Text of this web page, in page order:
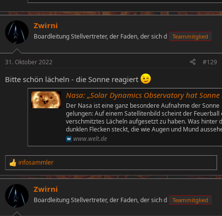
Zwirni
Boardleitung Stellvertreter, der Faden, der sich d Teammitglied
31. Oktober 2022 #129
Bitte schön lächeln - die Sonne reagiert
Nasa: „Solar Dynamics Observatory hat Sonne beim ,Lächeln‘ erwischt“ -
Der Nasa ist eine ganz besondere Aufnahme der Sonne
gelungen: Auf einem Satellitenbild scheint der Feuerball
verschmitztes Lächeln aufgesetzt zu haben. Was hinter
dunklen Flecken steckt, die wie Augen und Mund
www.welt.de
R
e
a
k
t
i
infosammler
Zwirni
Boardleitung Stellvertreter, der Faden, der sich d Teammitglied